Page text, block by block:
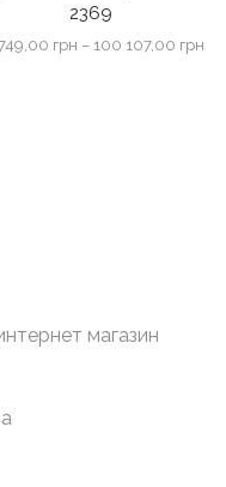
2369
грн – 100 107,00 грн
магазин